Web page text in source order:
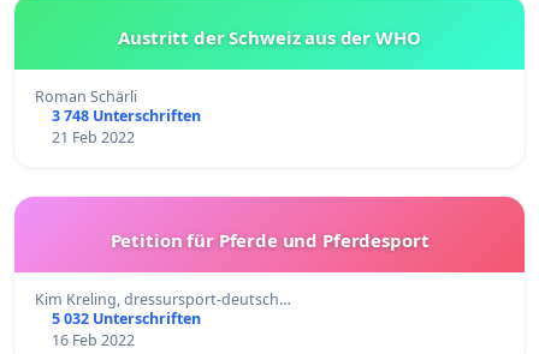
Austritt der Schweiz aus der WHO
Roman Schärli
3 748 Unterschriften
21 Feb 2022
Petition für Pferde und Pferdesport
Kim Kreling, dressursport-deutsch…
5 032 Unterschriften
16 Feb 2022